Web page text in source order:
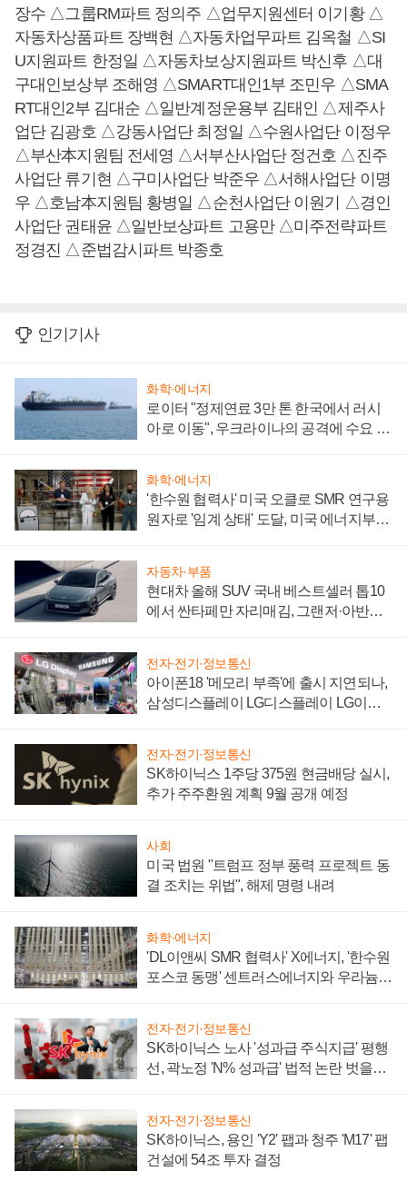
장수 △그룹RM파트 정의주 △업무지원센터 이기황 △
자동차상품파트 장백현 △자동차업무파트 김옥철 △SI
U지원파트 한정일 △자동차보상지원파트 박신후 △대
구대인보상부 조해영 △SMART대인1부 조민우 △SMA
RT대인2부 김대순 △일반계정운용부 김태인 △제주사
업단 김광호 △강동사업단 최정일 △수원사업단 이정우
△부산本지원팀 전세영 △서부산사업단 정건호 △진주
사업단 류기현 △구미사업단 박준우 △서해사업단 이명
우 △호남本지원팀 황병일 △순천사업단 이원기 △경인
사업단 권태윤 △일반보상파트 고용만 △미주전략파트
정경진 △준법감시파트 박종호
인기기사
화학·에너지
로이터 "정제연료 3만 톤 한국에서 러시
아로 이동", 우크라이나의 공격에 수요 늘
화학·에너지
'한수원 협력사' 미국 오클로 SMR 연구용
원자로 '임계 상태' 도달, 미국 에너지부
자동차·부품
현대차 올해 SUV 국내 베스트셀러 톱10
에서 싼타페만 자리매김, 그랜저·아반떼
전자·전기·정보통신
아이폰18 '메모리 부족'에 출시 지연되나,
삼성디스플레이 LG디스플레이 LG이노
전자·전기·정보통신
SK하이닉스 1주당 375원 현금배당 실시,
추가 주주환원 계획 9월 공개 예정
사회
미국 법원 "트럼프 정부 풍력 프로젝트 동
결 조치는 위법", 해제 명령 내려
화학·에너지
'DL이앤씨 SMR 협력사' X에너지, '한수원
포스코 동맹' 센트러스에너지와 우라늄
전자·전기·정보통신
SK하이닉스 노사 '성과급 주식지급' 평행
선, 곽노정 'N% 성과급' 법적 논란 벗을지
전자·전기·정보통신
SK하이닉스, 용인 'Y2' 팹과 청주 'M17' 팹
건설에 54조 투자 결정